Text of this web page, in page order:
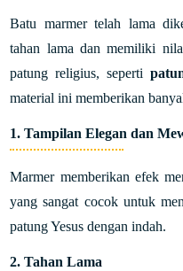
Batu marmer telah lama
tahan lama dan memiliki
patung religius, seperti
material ini memberikan
1.Tampilan Elegan dan
Marmer memberikan efek
yang sangat cocok untuk
patung Yesus dengan indah.
2.Tahan Lama